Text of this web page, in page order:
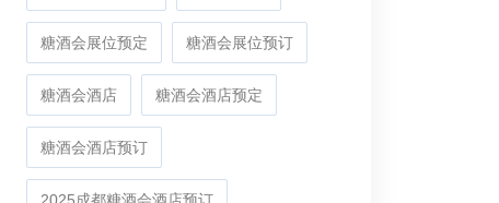
糖酒会展位预定 糖酒会展位预订
糖酒会酒店 糖酒会酒店预定
糖酒会酒店预订